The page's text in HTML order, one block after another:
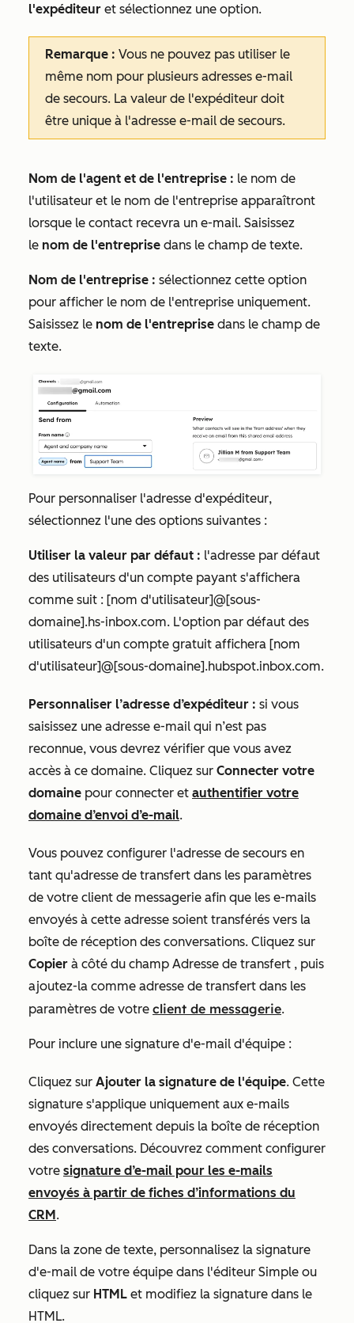
l'expéditeur et sélectionnez une option.
Remarque : Vous ne pouvez pas utiliser le
même nom pour plusieurs adresses e-mail
de secours. La valeur de l'expéditeur doit
être unique à l'adresse e-mail de secours.
Nom de l'agent et de l'entreprise : le nom de
l'utilisateur et le nom de l'entreprise apparaîtront
lorsque le contact recevra un e-mail. Saisissez
le nom de l'entreprise dans le champ de texte.
Nom de l'entreprise : sélectionnez cette option
pour afficher le nom de l'entreprise uniquement.
Saisissez le nom de l'entreprise dans le champ de
texte.
Pour personnaliser l'adresse d'expéditeur,
sélectionnez l'une des options suivantes :
Utiliser la valeur par défaut : l'adresse par défaut
des utilisateurs d'un compte payant s'affichera
comme suit : [nom d'utilisateur]@[sous-
domaine].hs-inbox.com. L'option par défaut des
utilisateurs d'un compte gratuit affichera [nom
d'utilisateur]@[sous-domaine].hubspot.inbox.com.
Personnaliser l’adresse d’expéditeur : si vous
saisissez une adresse e-mail qui n’est pas
reconnue, vous devrez vérifier que vous avez
accès à ce domaine. Cliquez sur Connecter votre
domaine pour connecter et authentifier votre
domaine d’envoi d’e-mail.
Vous pouvez configurer l'adresse de secours en
tant qu'adresse de transfert dans les paramètres
de votre client de messagerie afin que les e-mails
envoyés à cette adresse soient transférés vers la
boîte de réception des conversations. Cliquez sur
Copier à côté du champ Adresse de transfert , puis
ajoutez-la comme adresse de transfert dans les
paramètres de votre client de messagerie.
Pour inclure une signature d'e-mail d'équipe :
Cliquez sur Ajouter la signature de l'équipe. Cette
signature s'applique uniquement aux e-mails
envoyés directement depuis la boîte de réception
des conversations. Découvrez comment configurer
votre signature d’e-mail pour les e-mails
envoyés à partir de fiches d’informations du
CRM .
Dans la zone de texte, personnalisez la signature
d'e-mail de votre équipe dans l'éditeur Simple ou
cliquez sur HTML et modifiez la signature dans le
HTML.